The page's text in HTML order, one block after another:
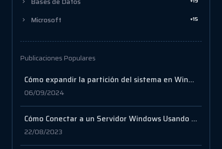
Microsoft +15
Publicaciones Populares
Cómo expandir la partición del sistema en Windows 11/10
06/09/2024
Cómo Conectar a un Servidor Windows Usando Conexión de Escritorio Remoto
22/08/2023